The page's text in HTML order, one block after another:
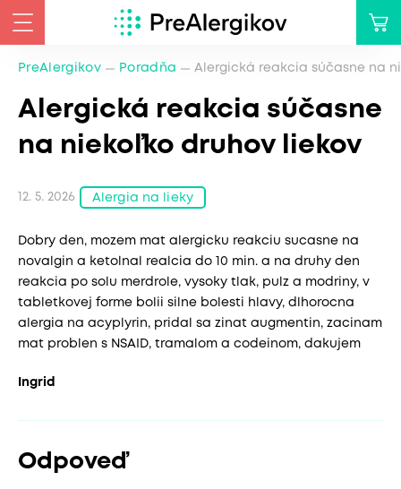
PreAlergikov Poradňa Alergická reakcia súčasne na
Alergická reakcia súčasne
na niekoľko druhov liekov
12. 5. 2026 Alergia na lieky
Dobry den, mozem mat alergicku reakciu sucasne na
novalgin a ketolnal realcia do 10 min. a na druhy den
reakcia po solu merdrole, vysoky tlak, pulz a modriny, v
tabletkovej forme bolii silne bolesti hlavy, dlhorocna
alergia na acyplyrin, pridal sa zinat augmentin, zacinam
mat problen s NSAID, tramalom a codeinom, dakujem
Ingrid
Odpoveď